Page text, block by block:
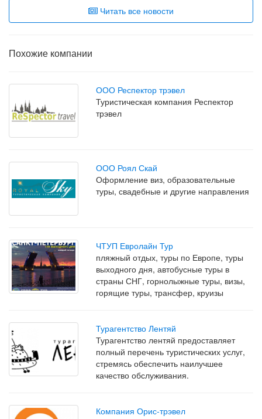
Читать все новости
Похожие компании
ООО Респектор трэвел
Туристическая компания Респектор
трэвел
ООО Роял Скай
Оформление виз, образовательные
туры, свадебные и другие направления
ЧТУП Евролайн Тур
пляжный отдых, туры по Европе, туры
выходного дня, автобусные туры в
страны СНГ, горнолыжные туры, визы,
горящие туры, трансфер, круизы
Турагентство Лентяй
Турагентство лентяй предоставляет
полный перечень туристических услуг,
стремясь обеспечить наилучшее
качество обслуживания.
Компания Орис-трэвел